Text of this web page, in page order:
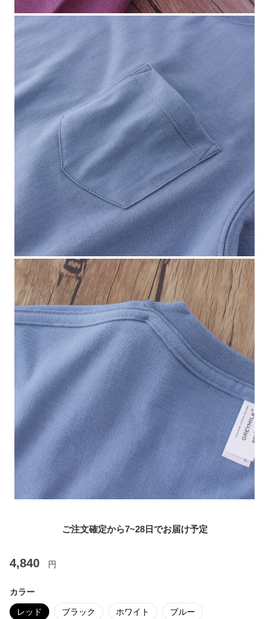
ご注文確定から7~28日でお届け予定
4,840 円
カラー
レッド ブラック ホワイト ブルー